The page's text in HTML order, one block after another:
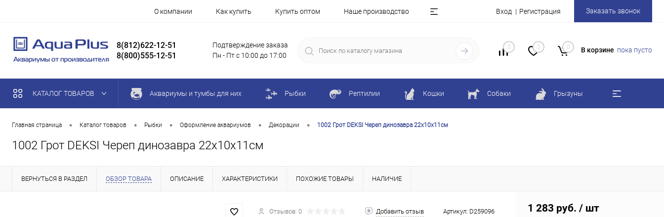
О компании Как купить Купить оптом Наше производство Вход Регистрация Заказать звонок
8(812)622-12-51
8(800)555-12-51
Подтверждение заказа
Пн - Пт с 10:00 до 17:00
0 0 0 В корзине пока пусто
КАТАЛОГ ТОВАРОВ Аквариумы и тумбы для них Рыбки Рептилии Кошки Собаки Грызуны
Главная страница • Каталог товаров • Рыбки • Оформление аквариумов • Декорации • 1002 Грот DEKSI Череп динозавра 22х10х11см
1002 Грот DEKSI Череп динозавра 22х10х11см
ВЕРНУТЬСЯ В РАЗДЕЛ ОБЗОР ТОВАРА ОПИСАНИЕ ХАРАКТЕРИСТИКИ ПОХОЖИЕ ТОВАРЫ НАЛИЧИЕ
Отзывов: 0 Добавить отзыв Артикул: D259096 1 283 руб. / шт